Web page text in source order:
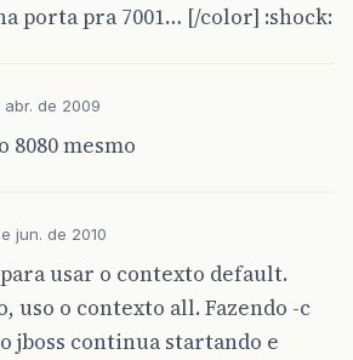
porta pra 7001… [/color] :shock:
abr. de 2009
8080 mesmo
jun. de 2010
usar o contexto default.
uso o contexto all. Fazendo -c
o jboss continua startando e